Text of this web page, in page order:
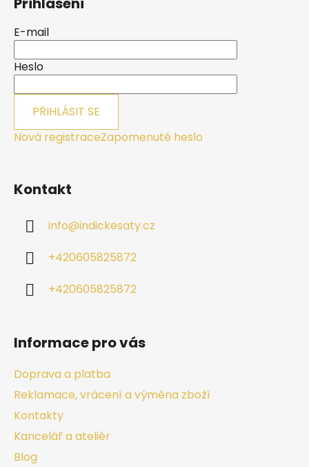
E-mail
Heslo
PŘIHLÁSIT SE
Nová registraceZapomenuté heslo
Kontakt
info@indickesaty.cz
+420605825872
+420605825872
Informace pro vás
Doprava a platba
Reklamace, vrácení a výměna zboží
Kontakty
Kancelář a ateliér
Blog